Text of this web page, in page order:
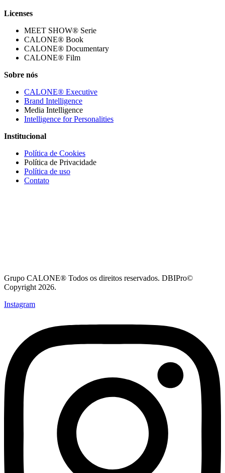
Licenses
MEET SHOW® Serie
CALONE® Book
CALONE® Documentary
CALONE® Film
Sobre nós
CALONE® Executive
Brand Intelligence
Media Intelligence
Intelligence for Personalities
Institucional
Política de Cookies
Política de Privacidade
Política de uso
Contato
Grupo CALONE® Todos os direitos reservados. DBIPro©
Copyright 2026.
Instagram